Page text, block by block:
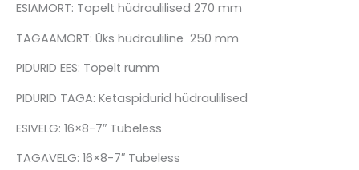
ESIAMORT: Topelt hüdraulilised 270 mm
TAGAAMORT: Üks hüdrauliline 250 mm
PIDURID EES: Topelt rumm
PIDURID TAGA: Ketaspidurid hüdraulilised
ESIVELG: 16×8-7″ Tubeless
TAGAVELG: 16×8-7″ Tubeless